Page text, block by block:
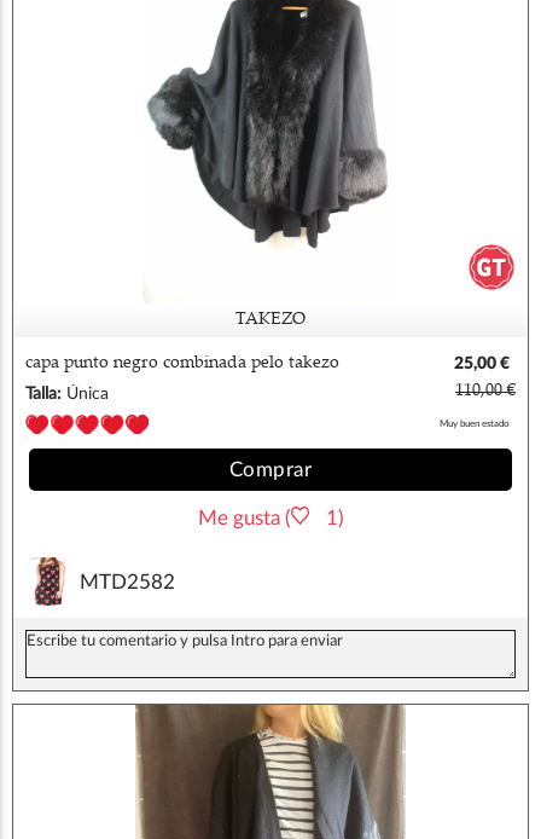
TAKEZO
capa punto negro combinada pelo takezo
25,00 €
Talla: Única 110,00 €
Muy buen estado
Comprar
Me gusta ( 1)
MTD2582